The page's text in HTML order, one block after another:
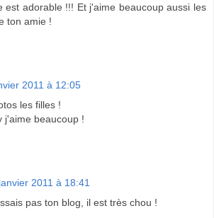
est adorable !!! Et j'aime beaucoup aussi les
ton amie !
2011 à 12:05
les filles !
j'aime beaucoup !
2011 à 18:41
pas ton blog, il est très chou !